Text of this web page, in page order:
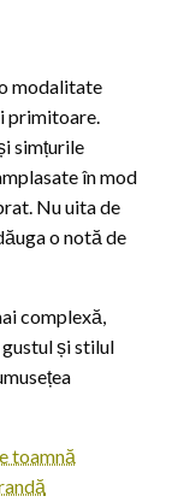
modalitate
primitoare.
simțurile
în mod
Nu uita de
o notă de
complexă,
și stilul
toamnă